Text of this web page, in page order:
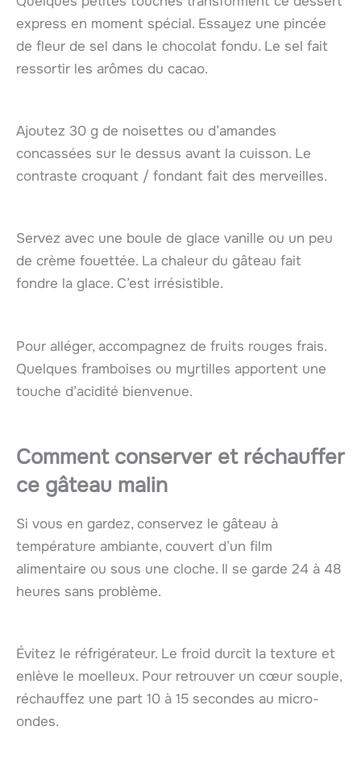
express en moment spécial. Essayez une pincée
de fleur de sel dans le chocolat fondu. Le sel fait
ressortir les arômes du cacao.
Ajoutez 30 g de noisettes ou d’amandes
concassées sur le dessus avant la cuisson. Le
contraste croquant / fondant fait des merveilles.
Servez avec une boule de glace vanille ou un peu
de crème fouettée. La chaleur du gâteau fait
fondre la glace. C’est irrésistible.
Pour alléger, accompagnez de fruits rouges frais.
Quelques framboises ou myrtilles apportent une
touche d’acidité bienvenue.
Comment conserver et réchauffer
ce gâteau malin
Si vous en gardez, conservez le gâteau à
température ambiante, couvert d’un film
alimentaire ou sous une cloche. Il se garde 24 à 48
heures sans problème.
Évitez le réfrigérateur. Le froid durcit la texture et
enlève le moelleux. Pour retrouver un cœur souple,
réchauffez une part 10 à 15 secondes au micro-
ondes.